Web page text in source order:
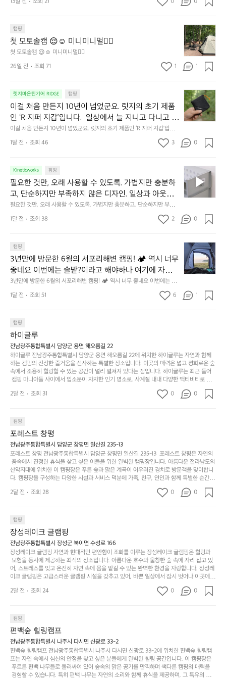
c® Wind Pro™의 온기가 눈가를 포근히 감싸줍니다.
줍니다.  이 슬립 웜을 쓰는 것만으로 그곳은 나만의 밤
이 됩니다.  안녕히 주무세요.
게 눈을 가려보세요. 마치 암막 커튼을 조용히 내리듯이.  Polartec® Wind
밤이 됩니다.  안녕히 주무세요.
도
자
연
속
에
의
휴
식
에
도
이
중
인
차
안
서
도
구
나
잠
에
기
까
이
걸
리
는
순
다.
그
럴
때
는
차
을
가
려
보
세
요.
튼
을
조
캠핑
첫 모토솔캠 😌☺️ 미니미니멀👌🏼
첫 모토솔캠 😌☺️ 미니미니멀👌🏼
첫
모
토
솔
캠
☺️
미
니
미
멀
👌🏼
26일 전 조회 71 1 1
릿지마운틴기어 RIDGE 캠핑
이걸 처음 만든지 10년이 넘었군요. 릿지의 초기 제품
인 ‘R 지퍼 지갑’입니다.  일상에서 늘 지니고 다니고 싶
어지는 물건에는 크기, 무게, 형태, 색감 사이의 아주 미
묘한 밸런스가 존재합니다.  예를 들자면 일에 집중하
느라 책상 위 가장자리에 대충 걸쳐 놓아도 시야에 걸
는 균형감에서 출발했습니다.  그중에서도 슬림함에 철
저히 집착했습니다. 튼튼한 내구도와 넉넉한 수납력을
해치치 않는 선에서, 가장 가볍고 얇게 설계했습니다.
이 디자인과 사용감은, 꼭 직접 손으로 만져보며 경험
해 보시기를 바랍니다.
이걸 처음 만든지 10년이 넘었군요. 릿지의 초기 제품인 ‘R 지퍼 지갑’입니
다.  일상에서 늘 지니고 다니고 싶어지는 물건에는 크기, 무게, 형태, 색감
사이의 아주 미묘한 밸런스가 존재합니다.  예를 들자면 일에 집중하느라 책
철저히 집착했습니다. 튼튼한 내구도와 넉넉한 수납력을 해치치 않는 선에
서, 가장 가볍고 얇게 설계했습니다.  이 디자인과 사용감은, 꼭 직접 손으로
만져보며 경험해 보시기를 바랍니다.
이
걸
처
음
든
0
년
이
넘
군
지
의
초
기
품
갑’입
니
다.
일
상
에
고
다
니
고
싶
어
는
크
기,
무
게,
이
의
아
1달 전 조회 46 3 0
Kineticworks 캠핑
필요한 것만, 오래 사용할 수 있도록. 가볍지만 충분하
고, 단순하지만 부족하지 않은 디자인. 일상과 아웃도
어의 경계를 자연스럽게 이어주는 RIDGE MOUNTAIN
GEAR. 키네틱웍스에서 만나보세요.
필요한 것만, 오래 사용할 수 있도록. 가볍지만 충분하고, 단순하지만 부족하
지 않은 디자인. 일상과 아웃도어의 경계를 자연스럽게 이어주는 RIDGE M
OUNTAIN GEAR. 키네틱웍스에서 만나보세요.
필
요
한
것
오
용
할
수
있
록.
분
하
고,
단
순
하
하
지
않
은
디
자
웃
도
어
의
경
럽
게
이
1달 전 조회 38 2 0
캠핑
3년만에 방문한 6월의 서포리해변 캠핑! 🏕 역시 너무
좋네요 이번에는 솔밭?이라고 해야하나 여기에 자리를
잡았는데 정말 시원하고 경치도 좋네요  서해치고 물도
맑은편, 아이들도 놀기 좋고 1박 2일은 넘 짧게 느껴지
네요  .1박 1동 1만원 (수금은 7시쯤, 동네에서 관리) .수
바로 화장실있음 .5분거리 cu .2분거리 음식점  항구에
서부터 해변까지 버스도 다니네요 ㅎㅎㅎ 아이들 엄청
좋아하네요 점심쯤도착해서 철수할때까지 물놀이 3
타임이나 했네요 ⛱️
3년만에 방문한 6월의 서포리해변 캠핑! 🏕 역시 너무 좋네요 이번에는 솔
밭?이라고 해야하나 여기에 자리를 잡았는데 정말 시원하고 경치도 좋네요
서해치고 물도 맑은편, 아이들도 놀기 좋고 1박 2일은 넘 짧게 느껴지네요  .
항구에서부터 해변까지 버스도 다니네요 ㅎㅎㅎ 아이들 엄청 좋아하네요 점
심쯤도착해서 철수할때까지 물놀이 3타임이나 했네요 ⛱️
년
만
에
문
포
리
해
변
캠
핑!
무
좋
네
요
이
이
라
고
해
야
하
리
를
잡
1달 전 조회 51 6 1
캠핑
하이글루
전남광주통합특별시 담양군 용면 해오름길 22
하이글루 전남광주통합특별시 담양군 용면 해오름길 22에 위치한 하이글루는 자연과 함께
하는 캠핑의 진정한 즐거움을 선사하는 특별한 장소입니다. 이곳의 매력은 넓고 평화로운 숲
속에서 조용히 힐링할 수 있는 공간이 널리 펼쳐져 있다는 점입니다. 하이글루는 최근 들어
캠핑 마니아들 사이에서 입소문이 자자한 인기 명소로, 사계절 내내 다양한 액티비티로 방
문객들을 맞이합니다. 특히, 하이글루의 독특한 시설인 글램핑 텐트는 고객들에게 아늑한 잠
자리를 제공하며, 캠핑의 매력을 한층 더해 줍니다. 밖에서는 자연의 소리를 들으며, 내부에
함께 좋은 시간을 보낼 수 있다는 것입니다. 또한, 하이글루 인근에는 다양한 트레킹 코스와
자전거 도로가 있어 아웃도어 활동을 좋아하는 이들에게 더욱 참조할 만한 장소가 됩니다.
담양의 아름다운 자연과 함께, 건강한 레저 활동을 즐기며 행복한 캠핑 경험을 쌓으실 수 있
습니다. 하이글루에서 특별한 순간을 만끽해보세요. 따뜻한 햇살과 함께하는 아침, 상징적인
담양의 죽녹원과 함께 어우러진 저녁, 그리고 고요한 밤하늘 아래에서 별을 바라보며 나누는
이야기들은 여러분의 캠핑 여행을 더욱 특별하게 만들어 줄 것입니다.  인기 정도: ★★★★
★
2달 전 조회 31 0 0
캠핑
포레스트 창평
전남광주통합특별시 담양군 창평면 일산길 235-13
포레스트 창평 전남광주통합특별시 담양군 창평면 일산길 235-13  포레스트 창평은 자연의
품속에서 진정한 휴식을 찾고 싶은 이들을 위한 완벽한 캠핑장입니다. 아름다운 전라남도의
산악지대에 위치한 이 캠핑장은 푸른 숲과 맑은 계곡이 어우러진 경치로 방문객을 맞이합니
다. 캠핑장을 구성하는 다양한 시설과 서비스 덕분에 가족, 친구, 연인과 함께 특별한 순간을
만들어갈 수 있는 최적의 공간이 됩니다.  포레스트 창평은 주말마다 직접 재배한 신선한 농
산물을 제공하는 캠핑장으로, 현지에서만 느낄 수 있는 자연의 맛을 경험할 수 있습니다. 또
으며 깊은 숙면을 취할 수 있는 기회를 제공합니다.  이곳은 자연과의 완벽한 조화를 이루며,
다채로운 야외 활동을 제공합니다. 특히 어린이들은 안전하게 놀 수 있는 놀이시설이 마련
되어 있어 부모님들과 함께 즐거운 시간을 보낼 수 있습니다. 주변의 다양한 관광지와 먹거
리를 탐험하는 재미도 포레스트 창평의 매력 중 하나입니다.  또한, 캠핑장을 방문한 후 지속
적으로 재방문하는 이들이 많아 인기가 날로 상승하고 있습니다. 포레스트 창평은 단순한 캠
핑 그 이상을 제공하며, 자연을 사랑하는 모든 이들에게 꼭 한번 경험해봐야 할 장소로 자리
잡았습니다.  인기 정도: ★★★★★
2달 전 조회 28 0 0
캠핑
장성레이크 글램핑
전남광주통합특별시 장성군 북이면 수성로 166
장성레이크 글램핑 자연과 현대적인 편안함이 조화를 이루는 장성레이크 글램핑은 힐링과
모험을 동시에 제공하는 최적의 장소입니다. 아름다운 호수와 울창한 숲 속에 자리 잡고 있
어, 스트레스를 잊고 온전히 자연 속에 몸을 맡길 수 있는 완벽한 환경을 자랑합니다. 장성레
이크 글램핑은 고급스러운 글램핑 시설을 갖추고 있어, 바쁜 일상에서 잠시 벗어나 이곳에
오면 사치스러운 휴식이 가능해집니다. 독립된 텐트에서 제공되는 특별한 불멍 공간은 소중
한 사람과 함께 따뜻한 이야기를 나눌 수 있는 소중한 시간을 만들어 줍니다. 또한, 주변의 자
을 창출하는 시간이 될 것입니다. 특히 식사를 좋아하는 분들에게는 매주 특별한 바비큐 파
티와 지역에서 나는 신선한 재료로 만든 다양한 요리를 제공하여 미각을 만족시켜 줍니다.
장성레이크 글램핑은 그 아름다운 경관과 최고 품질의 시설 덕분에 최근 몇 년 사이에 특히
주목받고 있는 캠핑장 중 하나입니다. 주말이면 방문객이 가득해 예약이 빠르게 차는 만큼
미리 일정을 계획하시는 것이 좋습니다. 나만의 프라이빗한 공간에서 가족 및 사랑하는 사
람들과 함께하세요. 당신의 대자연 속 힐링을 기다리는 장성레이크 글램핑은 언젠가 반드시
방문해봐야 할 명소로 자리매김하였습니다. 인기 정도: ★★★★★
2달 전 조회 24 0 0
캠핑
편백숲 힐링캠프
전남광주통합특별시 나주시 다시면 신광로 33-2
편백숲 힐링캠프 전남광주통합특별시 나주시 다시면 신광로 33-2에 위치한 편백숲 힐링캠
프는 자연 속에서 심신의 안정을 찾고 싶은 분들에게 완벽한 힐링 공간입니다. 이 캠핑장은
푸르른 편백 나무들로 둘러싸여 있어 숲속의 맑은 공기를 만끽하며 색다른 캠핑의 매력을
경험할 수 있습니다. 특히 편백 나무는 자연의 소리와 함께 휴식을 제공하며, 그 특유의 아로